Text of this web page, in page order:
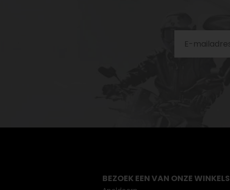
BEZOEK EEN VAN ONZE WINKELS